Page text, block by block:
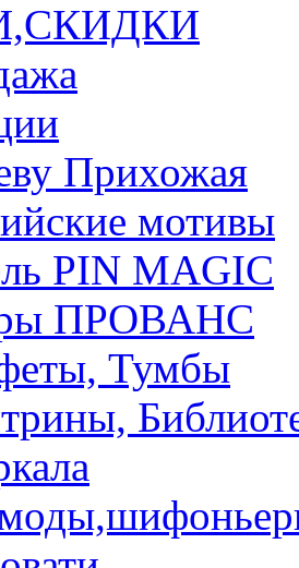
Прихожая
мотивы
PIN MAGIС
ПРОВАНС
Тумбы